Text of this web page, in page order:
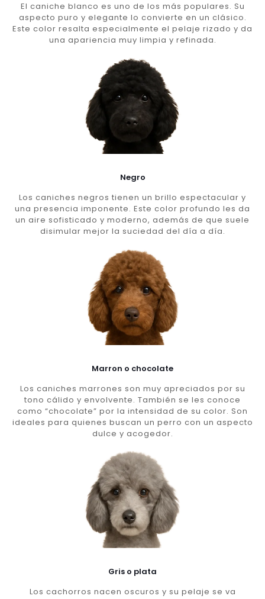
El caniche blanco es uno de los más populares. Su
aspecto puro y elegante lo convierte en un clásico.
Este color resalta especialmente el pelaje rizado y da
una apariencia muy limpia y refinada.
Negro
Los caniches negros tienen un brillo espectacular y
una presencia imponente. Este color profundo les da
un aire sofisticado y moderno, además de que suele
disimular mejor la suciedad del día a día.
Marron o chocolate
Los caniches marrones son muy apreciados por su
tono cálido y envolvente. También se les conoce
como “chocolate” por la intensidad de su color. Son
ideales para quienes buscan un perro con un aspecto
dulce y acogedor.
Gris o plata
Los cachorros nacen oscuros y su pelaje se va